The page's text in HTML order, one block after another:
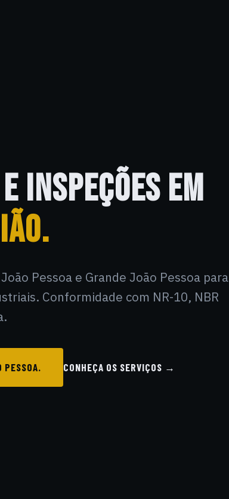
INSPEÇÕES EM
Pessoa e Grande João Pessoa para
Conformidade com NR-10, NBR
PESSOA. CONHEÇA OS SERVIÇOS →